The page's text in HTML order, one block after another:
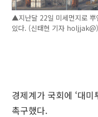
▲지난달 22일 미세먼지로 뿌
있다. (신태현 기자 holjjak@)
경제계가 국회에 ‘대
촉구했다.